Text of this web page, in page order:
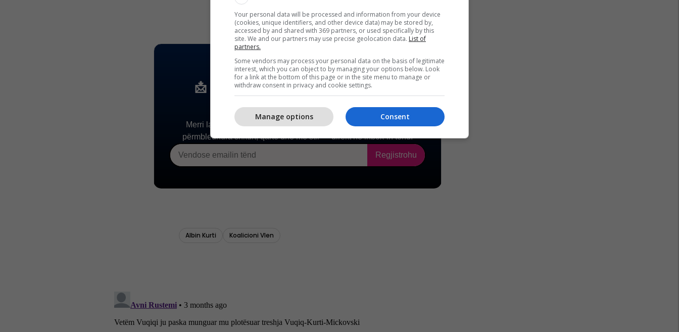
Your personal data will be processed and information from your device
(cookies, unique identifiers, and other device data) may be stored by,
accessed by and shared with 369 partners, or used specifically by this
site. We and our partners may use precise geolocation data. List of
partners.
Some vendors may process your personal data on the basis of legitimate
interest, which you can object to by managing your options below. Look
for a link at the bottom of this page or in the site menu to manage or
withdraw consent in privacy and cookie settings.
Consent
Manage options